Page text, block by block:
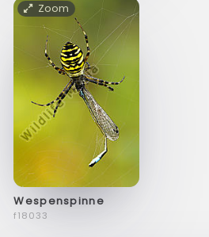
Zoom
Wespenspinne
f18033